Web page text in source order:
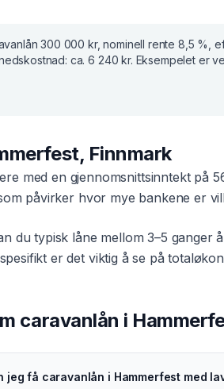
300 000 kr, nominell rente 8,5 % ,
ca. 6 240 kr. Eksempelet er
, Finnmark
med en gjennomsnittsinntekt på
påvirker hvor mye bankene er
du typisk låne mellom 3–5 ganger
spesifikt er det viktig å se på
caravanlån i
jeg få caravanlån i Hammerfest med